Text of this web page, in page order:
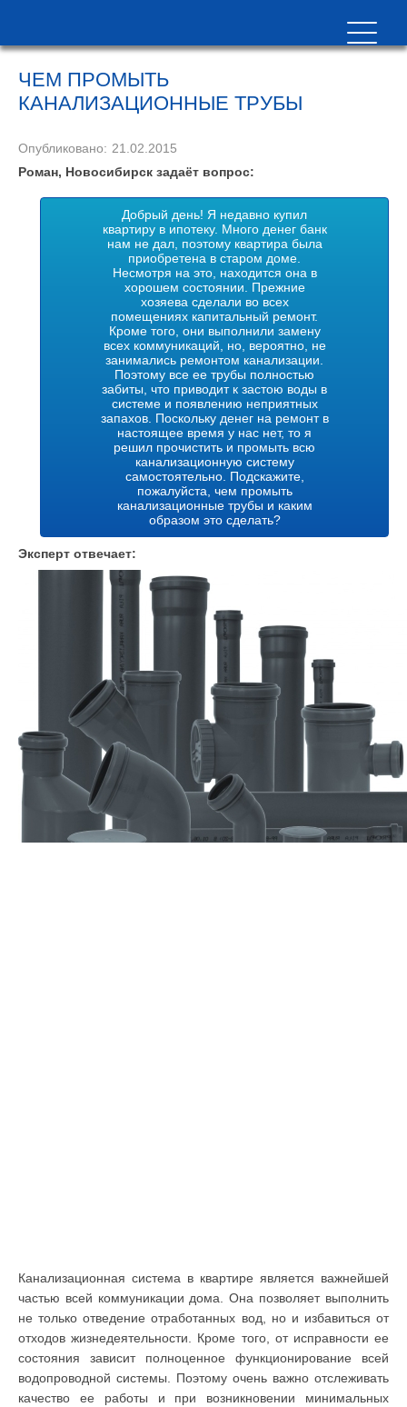
ЧЕМ ПРОМЫТЬ
КАНАЛИЗАЦИОННЫЕ ТРУБЫ
Опубликовано: 21.02.2015
Роман, Новосибирск задаёт вопрос:
Добрый день! Я недавно купил
квартиру в ипотеку. Много денег банк
нам не дал, поэтому квартира была
приобретена в старом доме.
Несмотря на это, находится она в
хорошем состоянии. Прежние
хозяева сделали во всех
помещениях капитальный ремонт.
Кроме того, они выполнили замену
всех коммуникаций, но, вероятно, не
занимались ремонтом канализации.
Поэтому все ее трубы полностью
забиты, что приводит к застою воды в
системе и появлению неприятных
запахов. Поскольку денег на ремонт в
настоящее время у нас нет, то я
решил прочистить и промыть всю
канализационную систему
самостоятельно. Подскажите,
пожалуйста, чем промыть
канализационные трубы и каким
образом это сделать?
Эксперт отвечает:
Канализационная система в квартире является важнейшей
частью всей коммуникации дома. Она позволяет выполнить
не только отведение отработанных вод, но и избавиться от
отходов жизнедеятельности. Кроме того, от исправности ее
состояния зависит полноценное функционирование всей
водопроводной системы. Поэтому очень важно отслеживать
качество ее работы и при возникновении минимальных